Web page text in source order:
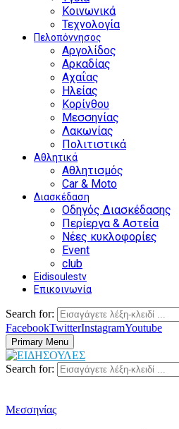
Κοινωνικά
Τεχνολογία
Πελοπόννησος
Αργολίδος
Αρκαδίας
Αχαΐας
Ηλείας
Κορίνθου
Μεσσηνίας
Λακωνίας
Πολιτιστικά
Αθλητικά
Αθλητισμός
Car & Moto
Διασκέδαση
Οδηγός Διασκέδασης
Περίεργα & Αστεία
Νέες κυκλοφορίες
Event
club
Eidisoulestv
Επικοινωνία
Search for:
FacebookTwitterInstagramYoutube
Primary Menu
Search for:
Μεσσηνίας